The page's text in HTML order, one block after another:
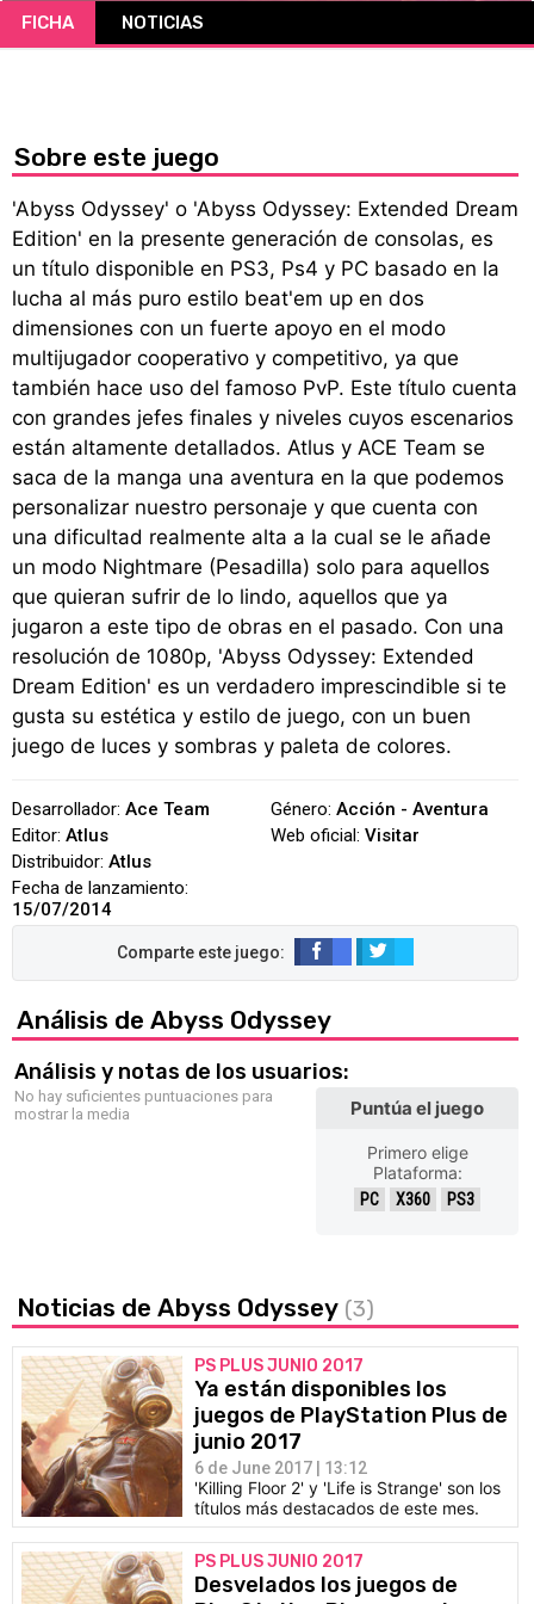
FICHA NOTICIAS
Sobre este juego
'Abyss Odyssey' o 'Abyss Odyssey: Extended Dream
Edition' en la presente generación de consolas, es
un título disponible en PS3, Ps4 y PC basado en la
lucha al más puro estilo beat'em up en dos
dimensiones con un fuerte apoyo en el modo
multijugador cooperativo y competitivo, ya que
también hace uso del famoso PvP. Este título cuenta
con grandes jefes finales y niveles cuyos escenarios
están altamente detallados. Atlus y ACE Team se
saca de la manga una aventura en la que podemos
personalizar nuestro personaje y que cuenta con
una dificultad realmente alta a la cual se le añade
un modo Nightmare (Pesadilla) solo para aquellos
que quieran sufrir de lo lindo, aquellos que ya
jugaron a este tipo de obras en el pasado. Con una
resolución de 1080p, 'Abyss Odyssey: Extended
Dream Edition' es un verdadero imprescindible si te
gusta su estética y estilo de juego, con un buen
juego de luces y sombras y paleta de colores.
Desarrollador: Ace Team
Editor: Atlus
Distribuidor: Atlus
Fecha de lanzamiento:
15/07/2014
Género: Acción - Aventura
Web oficial: Visitar
Análisis de Abyss Odyssey
Análisis y notas de los usuarios:
No hay suficientes puntuaciones para
mostrar la media
Puntúa el juego
Primero elige
Plataforma:
PC X360 PS3
Noticias de Abyss Odyssey (3)
PS PLUS JUNIO 2017
Ya están disponibles los
juegos de PlayStation Plus de
junio 2017
6 de June 2017 | 13:12
'Killing Floor 2' y 'Life is Strange' son los
títulos más destacados de este mes.
PS PLUS JUNIO 2017
Desvelados los juegos de